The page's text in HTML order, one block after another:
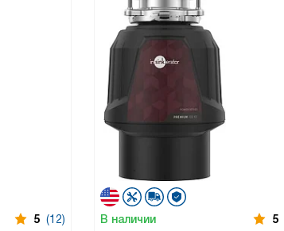
5 (12) В наличии 5